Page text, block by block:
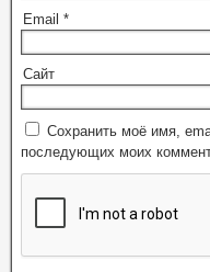
Email *
Сайт
Сохранить моё имя,
последующих моих